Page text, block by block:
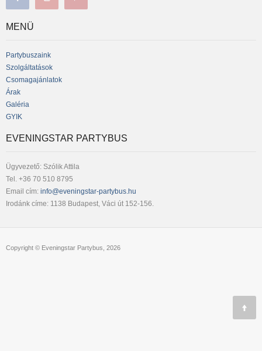
MENÜ
Partybuszaink
Szolgáltatások
Csomagajánlatok
Árak
Galéria
GYIK
EVENINGSTAR PARTYBUS
Ügyvezető: Szólik Attila
Tel. +36 70 510 8795
Email cím: info@eveningstar-partybus.hu
Irodánk címe: 1138 Budapest, Váci út 152-156.
Copyright © Eveningstar Partybus, 2026